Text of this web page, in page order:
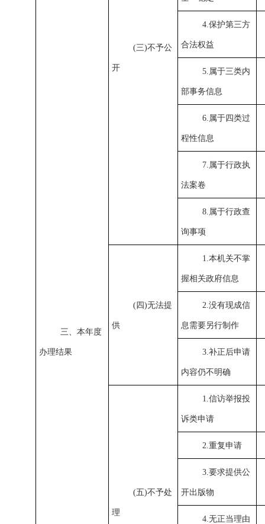
三、本年度
办理结果
(三)不予公
开
4.保护第三方
合法权益
5.属于三类内
部事务信息
6.属于四类过
程性信息
7.属于行政执
法案卷
8.属于行政查
询事项
(四)无法提
供
1.本机关不掌
握相关政府信息
2.没有现成信
息需要另行制作
3.补正后申请
内容仍不明确
(五)不予处
理
1.信访举报投
诉类申请
2.重复申请
3.要求提供公
开出版物
4.无正当理由